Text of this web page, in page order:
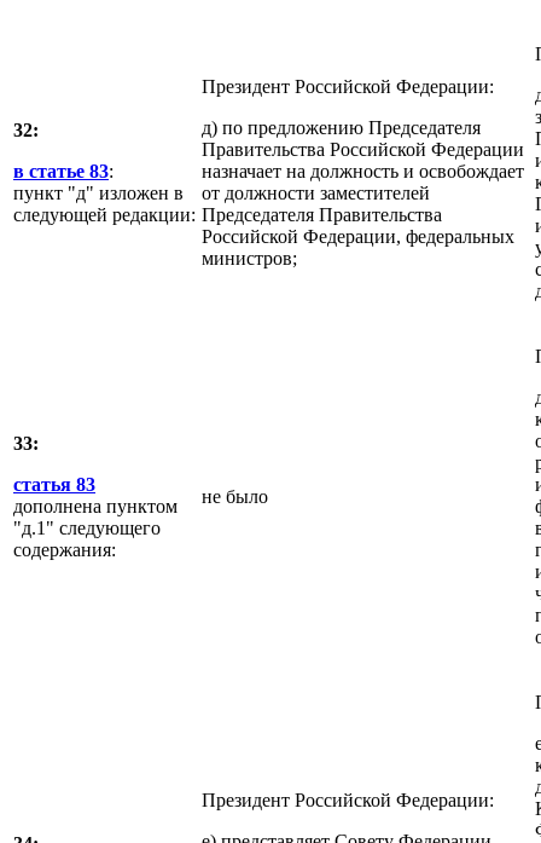
32:
в статье 83:
пункт "д" изложен в
следующей редакции:
Президент Российской Федерации:
д) по предложению Председателя
Правительства Российской Федерации
назначает на должность и освобождает
от должности заместителей
Председателя Правительства
Российской Федерации, федеральных
министров;
33:
статья 83
дополнена пунктом
"д.1" следующего
содержания:
не было
Президент Российской Федерации: